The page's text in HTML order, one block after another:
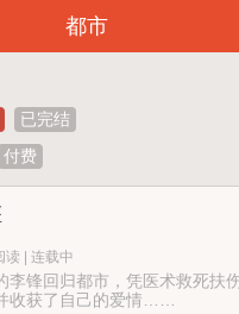
都市
已完结
付费
读 | 连载中
李锋回归都市，凭医术救死扶
收获了自己的爱情……